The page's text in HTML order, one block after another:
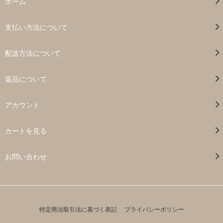
支払い方法について
配送方法について
返品について
アカウント
カートを見る
お問い合わせ
特定商法取引法に基づく表記 プライバシーポリシー